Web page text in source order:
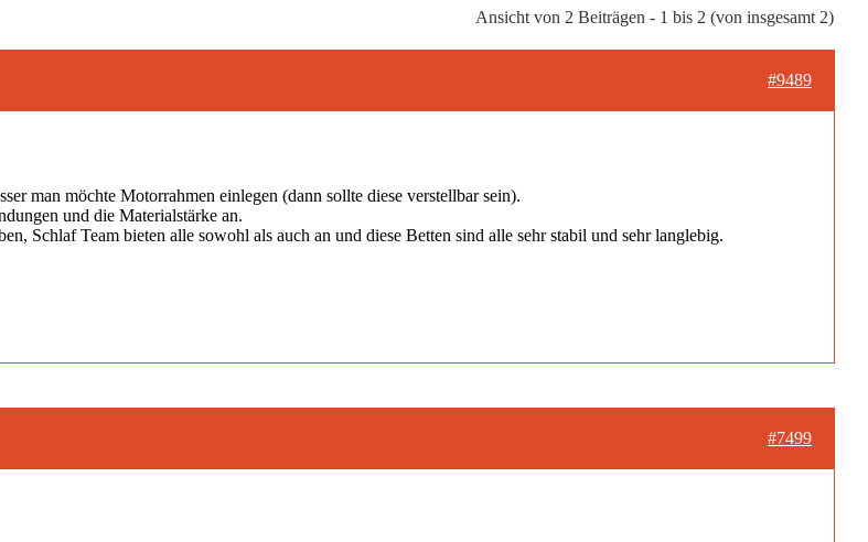
Ansicht von 2 Beiträgen - 1 bis 2 (von insgesamt 2)
#9489
man möchte Motorrahmen einlegen (dann sollte diese verstellbar sein).
und die Materialstärke an.
Schlaf Team bieten alle sowohl als auch an und diese Betten sind alle sehr stabil und sehr langlebig.
#7499